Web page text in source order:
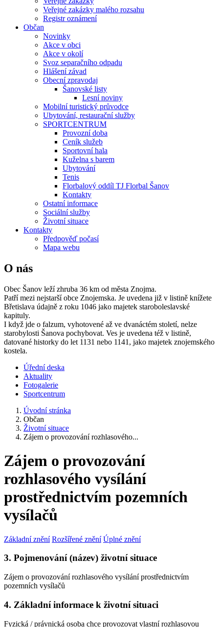
Veřejné zakázky malého rozsahu
Registr oznámení
Občan
Novinky
Akce v obci
Akce v okolí
Svoz separačního odpadu
Hlášení závad
Obecní zpravodaj
Šanovské listy
Lesní noviny
Mobilní turistický průvodce
Ubytování, restaurační služby
SPORTCENTRUM
Provozní doba
Ceník služeb
Sportovní hala
Kuželna s barem
Ubytování
Tenis
Florbalový oddíl TJ Florbal Šanov
Kontakty
Ostatní informace
Sociální služby
Životní situace
Kontakty
Předpověď počasí
Mapa webu
O nás
Obec Šanov leží zhruba 36 km od města Znojma.
Patří mezi nejstarší obce Znojemska. Je uvedena již v listině knížete
Břetislava údajně z roku 1046 jako majetek staroboleslavské
kapituly.
I když jde o falzum, vyhotovené až ve dvanáctém století, nelze
starobylosti Šanova pochybovat. Ves je uvedena též v listině,
datované historky do let 1131 nebo 1141, jako majetek znojemského
kostela.
Úřední deska
Aktuality
Fotogalerie
Sportcentrum
Úvodní stránka
Občan
Životní situace
Zájem o provozování rozhlasového...
Zájem o provozování
rozhlasového vysílání
prostřednictvím pozemních
vysílačů
Základní znění Rozšířené znění Úplné znění
3. Pojmenování (název) životní situace
Zájem o provozování rozhlasového vysílání prostřednictvím
pozemních vysílačů
4. Základní informace k životní situaci
Fyzická / právnická osoba chce provozovat vlastní rozhlasovou